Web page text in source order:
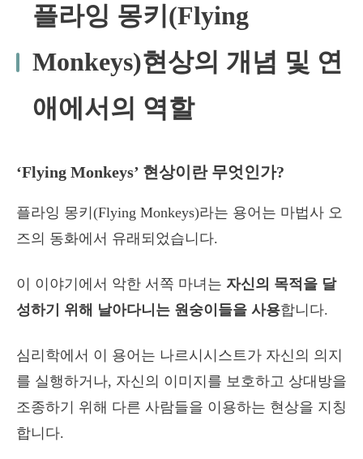
플라잉 몽키(Flying
Monkeys)현상의 개념 및 연
애에서의 역할
‘Flying Monkeys’ 현상이란 무엇인가?
플라잉 몽키(Flying Monkeys)라는 용어는 마법사 오
즈의 동화에서 유래되었습니다.
이 이야기에서 악한 서쪽 마녀는 자신의 목적을 달
성하기 위해 날아다니는 원숭이들을 사용합니다.
심리학에서 이 용어는 나르시시스트가 자신의 의지
를 실행하거나, 자신의 이미지를 보호하고 상대방을
조종하기 위해 다른 사람들을 이용하는 현상을 지칭
합니다.